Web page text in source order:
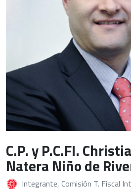
C.P. y P.C.FI.
Natera Niño de
Integrante, Comisión T. Fiscal